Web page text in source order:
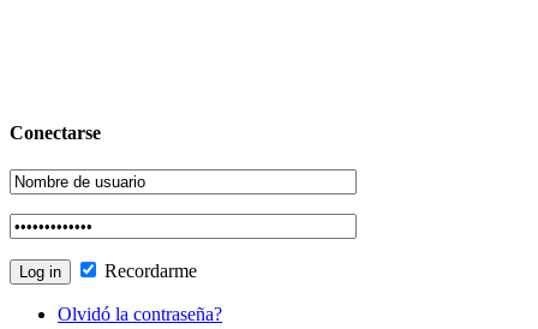
Conectarse
Recordarme
Olvidó la contraseña?